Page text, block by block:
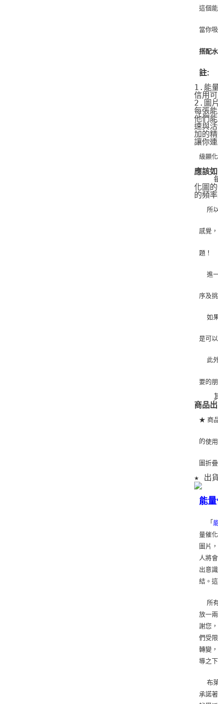
這個
當你
搭配
註:
1.能
信用
2.圖
每張
他們
速與
加的
讓你
級顯
應該
化圖
的頻
感覺
題！
序及
是可
要的
商品
★ 商
的使
圖折
★ 出
能
「
量催
圖片
人將
出意
結。
所有
放一
謝您
們受
轉變
導之
布萊
承諾